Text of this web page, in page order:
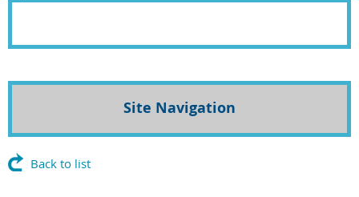
Site Navigation
Back to list